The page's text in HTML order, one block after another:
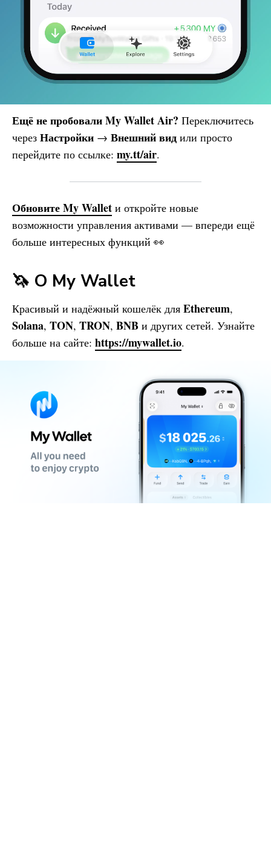
Ещё не пробовалиMy WalletAir? Переключитесь
через Настройки → Внешний вид или просто
перейдите по ссылке: my.tt/air.
ОбновитеMy Wallet и откройте новые
возможности управления активами — впереди ещё
больше интересных функций 👀
🦄 О My Wallet
Красивый и надёжный кошелёк для Ethereum,
Solana, TON, TRON, BNB и других сетей. Узнайте
больше на сайте: https://mywallet.io.